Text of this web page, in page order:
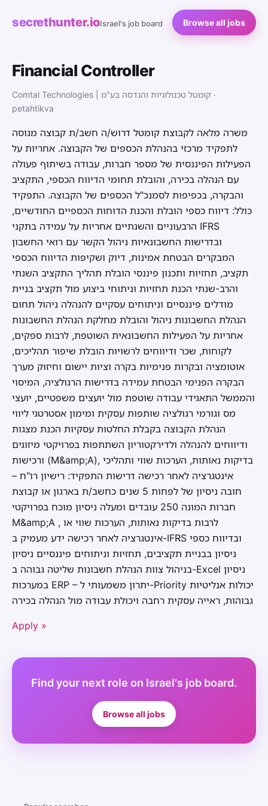
secrethunter.ioIsrael's job board Browse all jobs
Financial Controller
Comtal Technologies | קומטל טכנולוגיות והנדסה בע"מ ·
petahtikva
משרה מלאה לקבוצת קומטל דרוש/ה חשב/ת קבוצה מנוסה
לתפקיד מרכזי בהנהלת הכספים של הקבוצה. אחריות על
הפעילות הפיננסית של מספר חברות, עבודה בשיתוף פעולה
עם הנהלה בכירה, והובלת תחומי הדיווח הכספי, התקציב
והבקרה, בכפיפות לסמנכ"ל הכספים של הקבוצה. התפקיד
כולל: דיווח כספי הובלת והכנת הדוחות הכספיים החודשיים,
הרבעוניים והשנתיים אחריות על עמידה בתקני IFRS
ובדרישות החשבונאיות ניהול הקשר עם רואי החשבון
המבקרים הבטחת אמינות, דיוק ושקיפות הדיווח הכספי
תקציב, תחזיות ותכנון פיננסי הובלת תהליך התקציב השנתי
והרב-שנתי הכנת תחזיות וניתוחי ביצוע מול תקציב בניית
מודלים פיננסיים וניתוחים עסקיים להנהלה ניהול תחום
הנהלת החשבונות ניהול והובלת מחלקת הנהלת החשבונות
אחריות על הפעילות החשבונאית השוטפת, לרבות ספקים,
לקוחות, שכר ודיווחים לרשויות הובלת שיפור תהליכים,
אוטומציה ובקרות פנימיות בקרה וציות יישום וחיזוק מערך
הבקרה הפנימי הבטחת עמידה בדרישות הרגולציה, המיסוי
והממשל התאגידי עבודה שוטפת מול יועצים משפטיים, יועצי
מס וגורמי רגולציה שותפות עסקית ומימון אסטרטגי ליווי
הנהלת הקבוצה בקבלת החלטות עסקיות הכנת מצגות
ודיווחים להנהלה ולדירקטוריון השתתפות בפרויקטי מיזוגים
ורכישות (M&amp;A), בדיקות נאותות, הערכות שווי ותהליכי
אינטגרציה לאחר רכישה דרישות התפקיד: רישיון רו"ח –
חובה ניסיון של לפחות 5 שנים כחשב/ת בארגון או קבוצת
חברות המונה 250 עובדים ומעלה ניסיון מוכח בפרויקטי
M&amp;A , לרבות בדיקות נאותות, הערכות שווי או
אינטגרציה לאחר רכישה ידע מעמיק ב-IFRS ובדיווח כספי
ניסיון בבניית תקציבים, תחזיות וניתוחים פיננסיים ניסיון
בניהול צוות הנהלת חשבונות שליטה גבוהה ב-Excel ניסיון
במערכות ERP – יתרון משמעותי ל-Priority יכולות אנליטיות
גבוהות, ראייה עסקית רחבה ויכולת עבודה מול הנהלה בכירה
Apply »
Find your next role on Israel's job board.
Browse all jobs